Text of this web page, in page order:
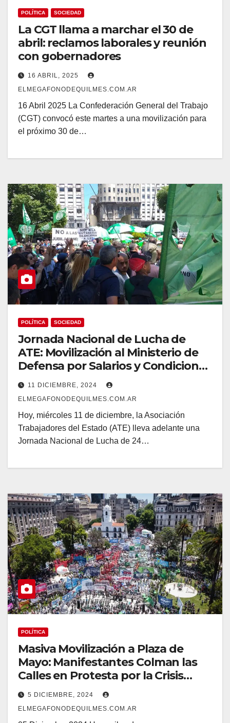
POLÍTICA SOCIEDAD
La CGT llama a marchar el 30 de
abril: reclamos laborales y reunión
con gobernadores
16 ABRIL, 2025
ELMEGAFONODEQUILMES.COM.AR
16 Abril 2025 La Confederación General del Trabajo
(CGT) convocó este martes a una movilización para
el próximo 30 de…
POLÍTICA SOCIEDAD
Jornada Nacional de Lucha de
ATE: Movilización al Ministerio de
Defensa por Salarios y Condiciones
Laborales
11 DICIEMBRE, 2024
ELMEGAFONODEQUILMES.COM.AR
Hoy, miércoles 11 de diciembre, la Asociación
Trabajadores del Estado (ATE) lleva adelante una
Jornada Nacional de Lucha de 24…
POLÍTICA
Masiva Movilización a Plaza de
Mayo: Manifestantes Colman las
Calles en Protesta por la Crisis
Económica y la Situación de los
Jubilados
5 DICIEMBRE, 2024
ELMEGAFONODEQUILMES.COM.AR